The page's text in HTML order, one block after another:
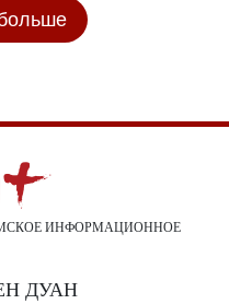
ИНФОРМАЦИОННОЕ
ДУАН